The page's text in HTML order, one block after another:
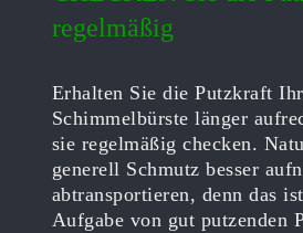
regelmäßig
Erhalten Sie die Putzkraft
Schimmelbürste länger
sie regelmäßig checken.
generell Schmutz besser
abtransportieren, denn das
Aufgabe von gut putzenden